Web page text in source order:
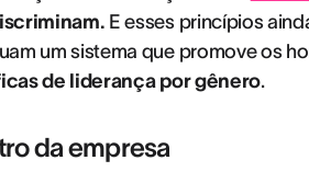
E esses princípios
um sistema que promove os
de liderança por gênero.
da empresa